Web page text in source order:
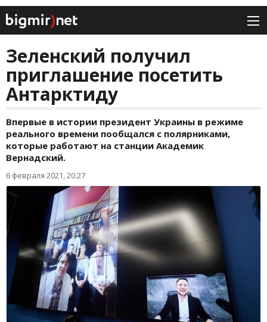
Зеленский получил
приглашение посетить
Антарктиду
Впервые в истории президент Украины в режиме
реального времени пообщался с полярниками,
которые работают на станции Академик
Вернадский.
6 февраля 2021, 20:27